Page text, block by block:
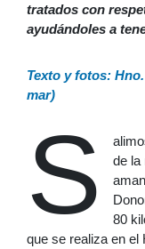
tratados con
ayudándoles a
Texto y fotos:
mar)
S
de la
80
que se realiza en el